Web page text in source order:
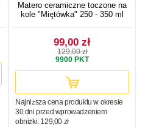
Matero ceramiczne toczone na
kole "Miętówka" 250 - 350 ml
99,00 zł
129,00 zł
9900 PKT
Najniższa cena produktu w okresie
30 dni przed wprowadzeniem
obniżki: 129,00 zł